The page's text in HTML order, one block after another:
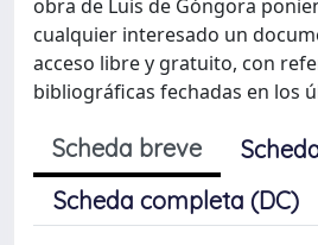
obra de Luis de Góngora
cualquier interesado un
acceso libre y gratuito, con
bibliográficas fechadas en los
Scheda breve
Scheda completa (DC)